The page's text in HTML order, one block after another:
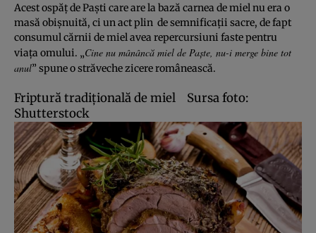
Acest ospăţ de Paşti care are la bază carnea de miel nu era o
masă obişnuită, ci un act plin de semnificaţii sacre, de fapt
consumul cărnii de miel avea repercursiuni faste pentru
viaţa omului. „Cine nu mânâncă miel de Paşte, nu-i merge bine tot
anul” spune o străveche zicere românească.
Friptură tradiţională de miel Sursa foto:
Shutterstock